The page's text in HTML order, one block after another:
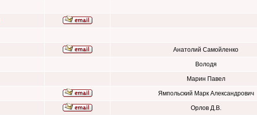
Анатолий Самойленко
Володя
Марин Павел
Ямпольский Марк Александрович
Орлов Д.В.